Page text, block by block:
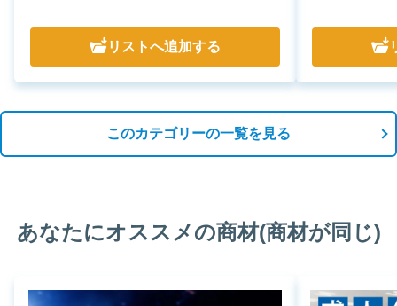
リストへ追加する
このカテゴリーの一覧を見る
あなたにオススメの商材(商材が同じ)